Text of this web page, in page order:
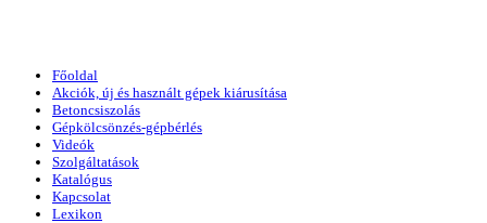
Főoldal
Akciók, új és használt gépek kiárusítása
Betoncsiszolás
Gépkölcsönzés-gépbérlés
Videók
Szolgáltatások
Katalógus
Kapcsolat
Lexikon